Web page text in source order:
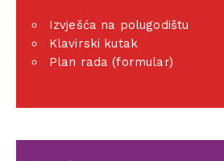
Izvješća na polugodištu
Klavirski kutak
Plan rada (formular)